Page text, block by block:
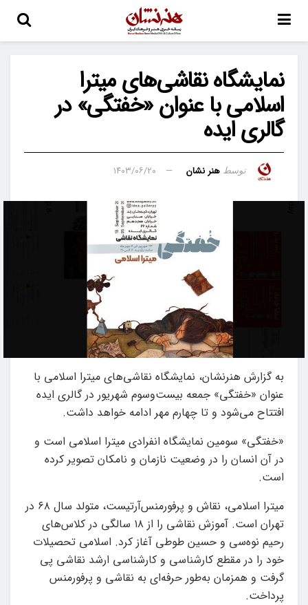
نمایشگاه نقاشی‌های میترا
اسلامی با عنوان «خفتگی» در
گالری ایده
توسط هنر نشان ۱۴۰۳/۰۶/۲۰
به گزارش هنرنشان، نمایشگاه نقاشی‌های میترا اسلامی با
عنوان «خفتگی» جمعه بیست‌وسوم شهریور در گالری ایده
افتتاح می‌شود و تا چهارم مهر ادامه خواهد داشت.
«خفتگی» سومین نمایشگاه انفرادی میترا اسلامی است و
در آن انسان را در وضعیت نازمان و نامکان تصویر کرده
است.
میترا اسلامی، نقاش و پرفورمنس‌آرتیست، متولد سال ۶۸ در
تهران است. آموزش نقاشی را از ۱۸ سالگی در کلاس‌های
رحیم‌ نوه‌سی و حسین طوطی آغاز کرد. اسلامی تحصیلات
خود را در مقطع کارشناسی و کارشناسی ارشد نقاشی پی
گرفت و همزمان به‌طور حرفه‌ای به نقاشی و پرفورمنس
پرداخت.